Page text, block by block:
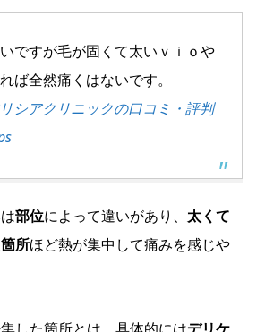
ですが毛が固くて太いｖｉｏや
ば全然痛くはないです。
シアクリニックの口コミ・評判
部位によって違いがあり、 太くて
所ほど熱が集中して痛みを感じや